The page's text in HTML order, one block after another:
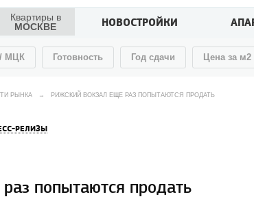
Квартиры в
МОСКВЕ
НОВОСТРОЙКИ
МЦК Готовность Год сдачи Цена за м2
РЫНКА → РИЖСКИЙ ВОКЗАЛ ЕЩЕ РАЗ ПОПЫТАЮТСЯ ПРОДАТЬ
РЕЛИЗЫ
попытаются продать